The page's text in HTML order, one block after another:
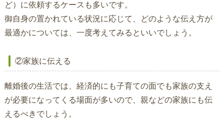
ど）に依頼するケースも多いです。
御自身の置かれている状況に応じて、どのような伝え方が
最適かについては、一度考えてみるといいでしょう。
②家族に伝える
離婚後の生活では、経済的にも子育ての面でも家族の支え
が必要になってくる場面が多いので、親などの家族にも伝
えるべきでしょう。